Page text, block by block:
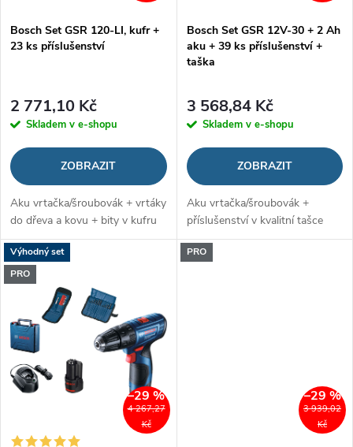
r
d
u
k
t
ů
p
r
o
d
u
k
t
Bosch Set GSR 120-LI, kufr +
23 ks příslušenství
2 771,10 Kč
Skladem v e-shopu
ZOBRAZIT
Aku vrtačka/šroubovák + vrtáky
do dřeva a kovu + bity v kufru
Bosch Set GSR 12V-30 + 2 Ah
aku + 39 ks příslušenství +
taška
3 568,84 Kč
Skladem v e-shopu
ZOBRAZIT
Aku vrtačka/šroubovák +
příslušenství v kvalitní tašce
Výhodný set
PRO
4 267,27
Kč
–29 %
PRO
3 939,02
Kč
–29 %